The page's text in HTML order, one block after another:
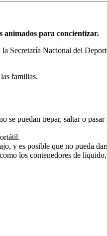
animados para concientizar.
Secretaría Nacional del
familias.
se puedan trepar, saltar o pasar
y es posible que no pueda
los contenedores de